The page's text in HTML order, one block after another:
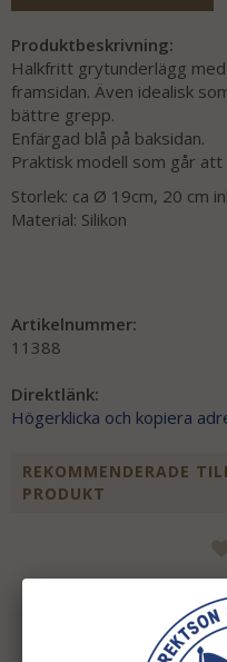
Produktbeskrivning:
Halkfritt grytunderlägg
framsidan. Även idealisk
bättre grepp.
Enfärgad blå på baksidan.
Praktisk modell som går att
Storlek: ca Ø 19cm, 20 cm
Material: Silikon
Artikelnummer:
11388
Direktlänk:
Högerklicka och kopiera
REKOMMENDERADE
PRODUKT